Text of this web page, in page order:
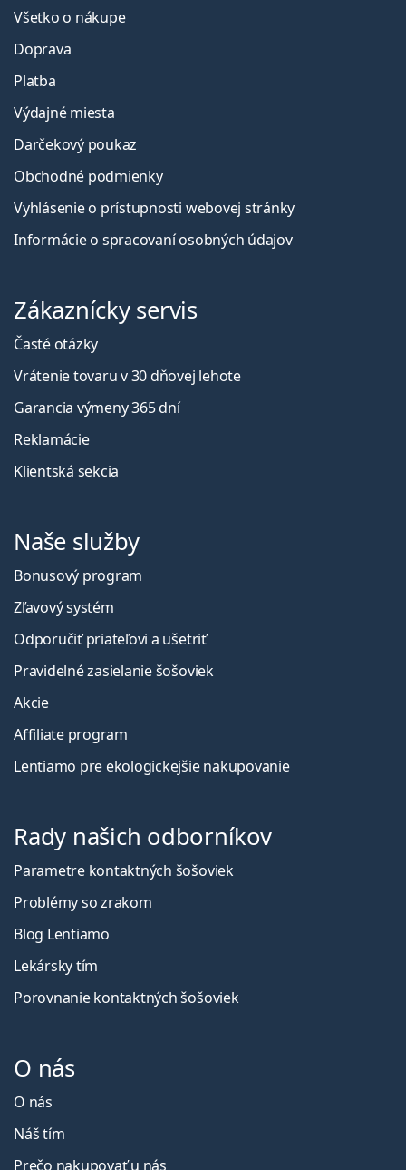
Všetko o nákupe
Doprava
Platba
Výdajné miesta
Darčekový poukaz
Obchodné podmienky
Vyhlásenie o prístupnosti webovej stránky
Informácie o spracovaní osobných údajov
Zákaznícky servis
Časté otázky
Vrátenie tovaru v 30 dňovej lehote
Garancia výmeny 365 dní
Reklamácie
Klientská sekcia
Naše služby
Bonusový program
Zľavový systém
Odporučiť priateľovi a ušetriť
Pravidelné zasielanie šošoviek
Akcie
Affiliate program
Lentiamo pre ekologickejšie nakupovanie
Rady našich odborníkov
Parametre kontaktných šošoviek
Problémy so zrakom
Blog Lentiamo
Lekársky tím
Porovnanie kontaktných šošoviek
O nás
O nás
Náš tím
Prečo nakupovať u nás